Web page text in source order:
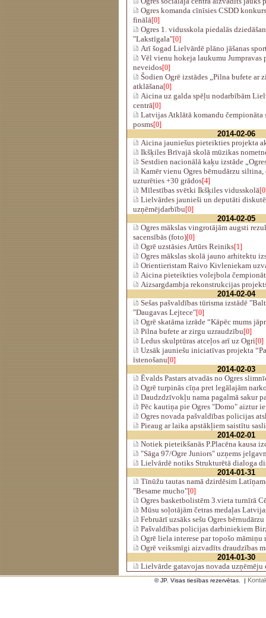
Ogres komanda cīnīsies CSDD
finālā[0]
Ogres 1. vidusskola piedalās
"Lakstīgala"[0]
Arī šogad Lielvārdē plāno jāšanas
Vēl vienu hokeja laukumu Jumpravas
neveidos[0]
Šodien Ogrē izstādes „Pilna bufete ar
atklāšana[0]
Aicina uz galda spēļu nodarbībām
centrā[0]
Latvijas Atklātā komandu čempionāta
posms[0]
2014-02-06
Aicina jauniešus pieteikties projekta
Ikšķiles Brīvajā skolā mūzikas
Sestdien nacionālā kaķu izstāde
Kamēr vienu Ogres bērnudārzu
uzturēties +30 grādos[4]
Mīlestības svētki Ikšķiles vidusskolā
Lielvārdes jaunieši un deputāti
uzņēmējdarbību[0]
2014-02-05
Ogres mākslas vingrotājām augsti
sacensībās (foto)[0]
Ogrē uzstāsies Artūrs Reiniks[1]
Ogres mākslas skolā jauno arhitektu
Orientieristam Raivo Kivleniekam
Aicina pieteikties volejbola
Aizsargdambja rekonstrukcijas
2014-02-04
Sešas pašvaldības tūrisma izstādē
"Daugavas Lejtece"[0]
Ogrē skatāma izrāde “Kāpēc mums
Pilna bufete ar zirgu uzraudzību[0]
Ledus skulptūras atceļos arī uz Ogri[0]
Uzsāk jauniešu iniciatīvas projekta
īstenošanu[0]
2014-02-03
Ēvalds Pastars atvadās no Ogres
Ogrē turpinās cīņa pret legālajām
Daudzdzīvokļu nama pagalmā sakur
Pēc kautiņa pie Ogres "Domo" aiztur
Ogres novada pašvaldības policijas
Pieaug ar laika apstākļiem saistītu
2014-02-01
Notiek pieteikšanās P.Placēna kausa
"Sāga 97/Ogre Juniors" uzņems
Lielvārdē notiks Strukturētā dialoga
2014-01-31
Tīnūžu tautas namā dzirdēsim
"Besame mucho"[0]
Ogres basketbolistēm 3.vieta turnīrā
Mūsu soļotājām četras medaļas
Februārī uzsāks sešu Ogres
Pašvaldības policijas darbiniekiem
Ogrē liela interese par topošo māmiņu
Ogrē veiksmīgi aizvadīts draudzības
2014-01-30
Lielvārde gatavojas novada uzņēmēju
© JP. Visas tiesības rezervētas. |